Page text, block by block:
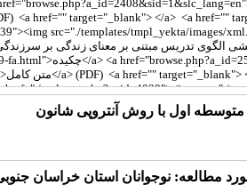
متوسطه ‌اول با روش آنتروپی ‌شانون
مطالعه: نوجوانان استان خراسان